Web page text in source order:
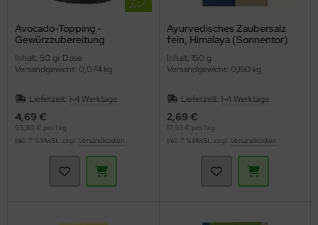
Avocado-Topping -
Gewürzzubereitung
Inhalt: 50 gr Dose
Versandgewicht: 0,074 kg
Lieferzeit: 1-4 Werktage
4,69 €
93,80 € pro 1 kg
inkl. 7 % MwSt. zzgl. Versandkosten
Ayurvedisches Zaubersalz
fein, Himalaya (Sonnentor)
Inhalt: 150 g
Versandgewicht: 0,160 kg
Lieferzeit: 1-4 Werktage
2,69 €
17,93 € pro 1 kg
inkl. 7 % MwSt. zzgl. Versandkosten